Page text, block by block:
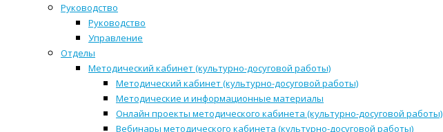
Руководство
Руководство
Управление
Отделы
Методический кабинет (культурно-досуговой работы)
Методический кабинет (культурно-досуговой работы)
Методические и информационные материалы
Онлайн проекты методического кабинета (культурно-досуговой работы)
Вебинары методического кабинета (культурно-досуговой работы)